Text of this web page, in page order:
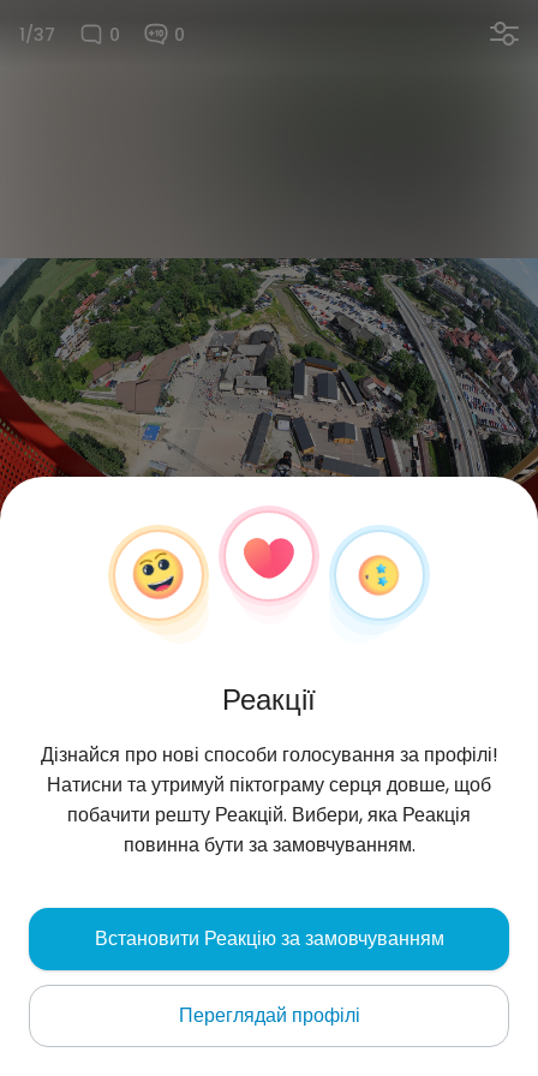
1/37 0 0
Piotrek
Preston
zagrać w rozbieranego pokera
Реакції
Дізнайся про нові способи голосування за профілі!
Натисни та утримуй піктограму серця довше, щоб
побачити решту Реакцій. Вибери, яка Реакція
повинна бути за замовчуванням.
Встановити Реакцію за замовчуванням
Переглядай профілі